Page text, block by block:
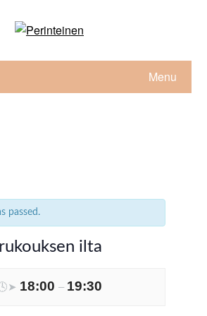
Menu
passed.
ilta
18:00 – 19:30